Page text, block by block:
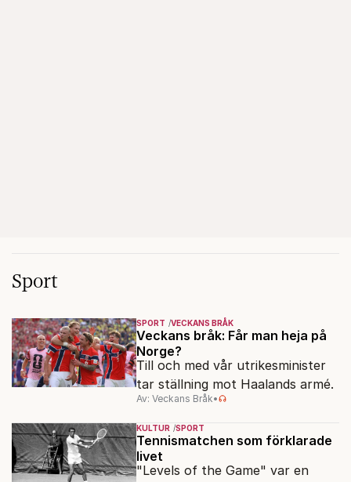
Sport
SPORT VECKANS BRÅK
Veckans bråk: Får man heja på
Norge?
Till och med vår utrikesminister
tar ställning mot Haalands armé.
Av: Veckans Bråk•
KULTUR SPORT
Tennismatchen som förklarade
livet
"Levels of the Game" var en